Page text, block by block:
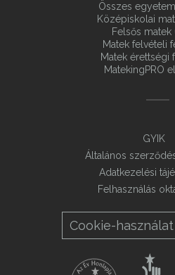
Összes
Középiskolai
Felsős matek
Matek felvételi
Matek érettségi
MatekingPRO
GYIK
Általános
Adatkezelési
Felhasználás
Cookie-